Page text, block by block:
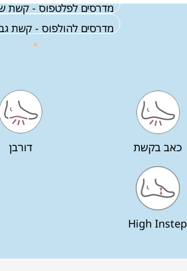
מדרסים לפלטפוס - קשת
מדרסים להולפוס - קשת
כאב בקשת דורבן
High Instep